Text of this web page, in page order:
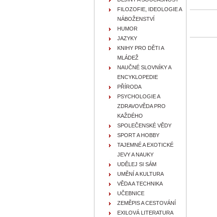
FILOZOFIE, IDEOLOGIE A
NÁBOŽENSTVÍ
HUMOR
JAZYKY
KNIHY PRO DĚTI A
MLÁDEŽ
NAUČNÉ SLOVNÍKY A
ENCYKLOPEDIE
PŘÍRODA
PSYCHOLOGIE A
ZDRAVOVĚDA PRO
KAŽDÉHO
SPOLEČENSKÉ VĚDY
SPORT A HOBBY
TAJEMNÉ A EXOTICKÉ
JEVY A NAUKY
UDĚLEJ SI SÁM
UMĚNÍ A KULTURA
VĚDA A TECHNIKA
UČEBNICE
ZEMĚPIS A CESTOVÁNÍ
EXILOVÁ LITERATURA